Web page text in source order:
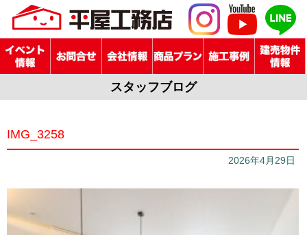
スタッフブログ
IMG_3258
2026年4月29日